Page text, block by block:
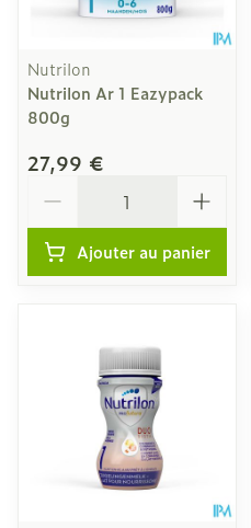
Nutrilon
Nutrilon Ar 1 Eazypack
800g
27,99 €
Ajouter au panier